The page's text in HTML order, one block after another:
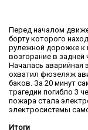
Перед началом
борту которого
рулежной дорожке к
возгорание в
Началась аварийная
охватил фюзеляж
баков. За 20 минут
трагедии погибло 3
пожара стала
электросистемы
Итоги